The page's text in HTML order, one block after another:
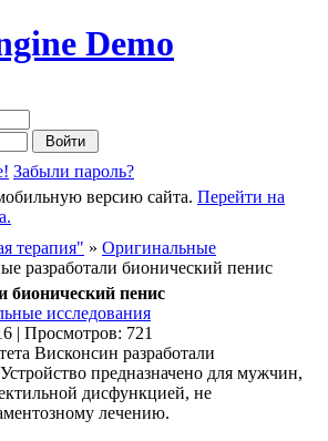
Demo
Забыли пароль?
версию сайта. Перейти на
терапия" » Оригинальные
разработали бионический пенис
бионический пенис
исследования
| Просмотров: 721
Висконсин разработали
предназначено для мужчин,
дисфункцией, не
лечению.